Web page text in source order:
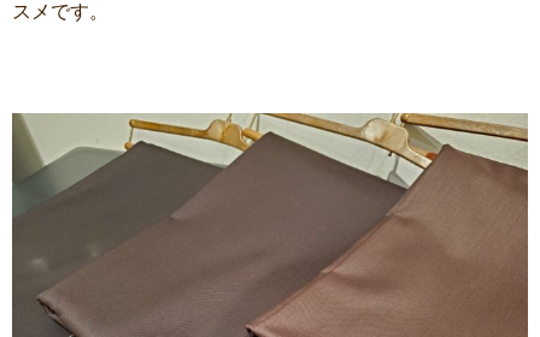
スメです。